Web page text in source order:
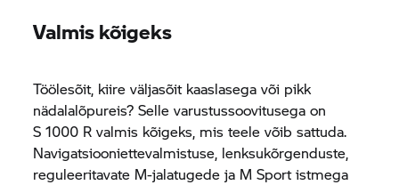
Valmis kõigeks
Töölesõit, kiire väljasõit kaaslasega või pikk
nädalalõpureis? Selle varustussoovitusega on
S 1000 R valmis kõigeks, mis teele võib sattuda.
Navigatsiooniettevalmistuse, lenksukõrgenduste,
reguleeritavate M-jalatugede ja M Sport istmega